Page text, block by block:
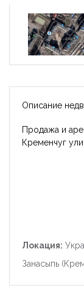
Описание
Продажа и
Кременчуг
Локация:
Занасыпь